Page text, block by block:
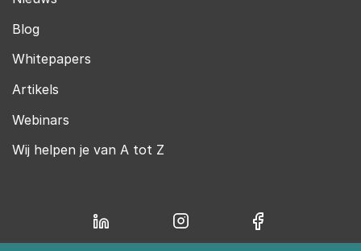
Blog
Whitepapers
Artikels
Webinars
Wij helpen je van A tot Z